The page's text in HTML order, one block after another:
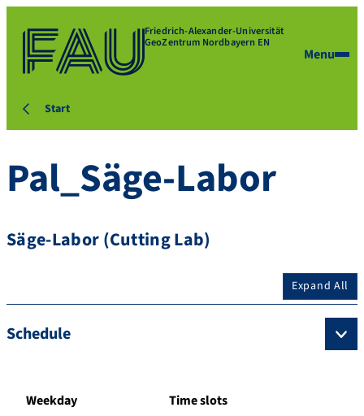
Friedrich-Alexander-Universität
GeoZentrum Nordbayern EN
Menu
Start
Pal_Säge-Labor
Säge-Labor (Cutting Lab)
Expand All
Schedule
Weekday Time slots